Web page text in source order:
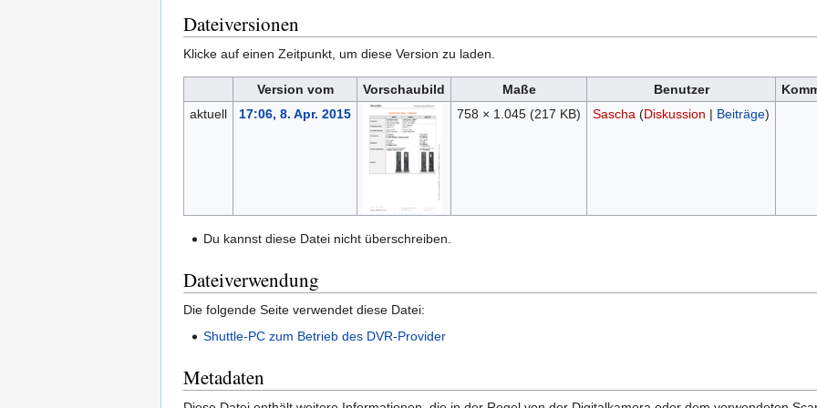
Dateiversionen
Klicke auf einen Zeitpunkt, um diese Version zu laden.
Version vom Vorschaubild Maße Benutzer
aktuell
17:06, 8. Apr. 2015 758 × 1.045 (217 KB) Sascha (Diskussion | Beiträge)
Du kannst diese Datei nicht überschreiben.
Dateiverwendung
Die folgende Seite verwendet diese Datei:
Shuttle-PC zum Betrieb des DVR-Provider
Metadaten